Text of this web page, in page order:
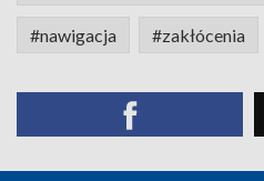
#nawigacja #zakłócenia